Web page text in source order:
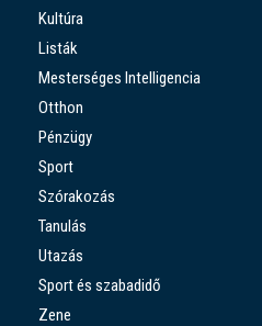
Kultúra
Listák
Mesterséges Intelligencia
Otthon
Pénzügy
Sport
Szórakozás
Tanulás
Utazás
Sport és szabadidő
Zene